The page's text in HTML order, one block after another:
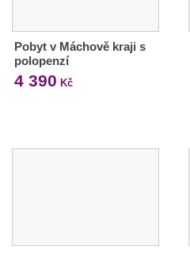
Pobyt v Máchově kraji s
polopenzí
4 390 Kč